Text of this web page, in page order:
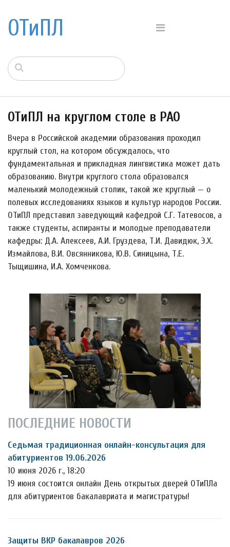
ОТиПЛ
ОТиПЛ на круглом столе в РАО
Вчера в Российской академии образования проходил
круглый стол, на котором обсуждалось, что
фундаментальная и прикладная лингвистика может дать
образованию. Внутри круглого стола образовался
маленький молодежный столик, такой же круглый — о
полевых исследованиях языков и культур народов России.
ОТиПЛ представил заведующий кафедрой С.Г. Татевосов, а
также студенты, аспиранты и молодые преподаватели
кафедры: Д.А. Алексеев, А.И. Груздева, Т.И. Давидюк, Э.Х.
Измайлова, В.И. Овсянникова, Ю.В. Синицына, Т.Е.
Тыщишина, И.А. Хомченкова.
ПОСЛЕДНИЕ НОВОСТИ
Седьмая традиционная онлайн-консультация для
абитуриентов 19.06.2026
10 июня 2026 г., 18:20
19 июня состоится онлайн День открытых дверей ОТиПЛа
для абитуриентов бакалавриата и магистратуры!
Защиты ВКР бакалавров 2026